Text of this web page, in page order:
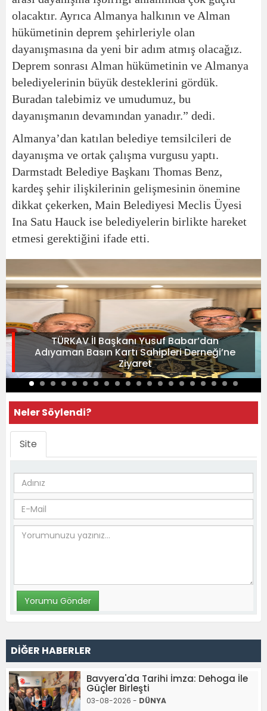
olacaktır. Ayrıca Almanya halkının ve Alman
hükümetinin deprem şehirleriyle olan
dayanışmasına da yeni bir adım atmış olacağız.
Deprem sonrası Alman hükümetinin ve Almanya
belediyelerinin büyük desteklerini gördük.
Buradan talebimiz ve umudumuz, bu
dayanışmanın devamından yanadır.” dedi.
Almanya’dan katılan belediye temsilcileri de
dayanışma ve ortak çalışma vurgusu yaptı.
Darmstadt Belediye Başkanı Thomas Benz,
kardeş şehir ilişkilerinin gelişmesinin önemine
dikkat çekerken, Main Belediyesi Meclis Üyesi
Ina Satu Hauck ise belediyelerin birlikte hareket
etmesi gerektiğini ifade etti.
TÜRKAV İl Başkanı Yusuf Babar’dan
Adıyaman Basın Kartı Sahipleri Derneği’ne
Ziyaret
Neler Söylendi?
Site
DİĞER HABERLER
Bavyera'da Tarihi İmza: Dehoga İle
Güçler Birleşti
03-08-2026 - DÜNYA